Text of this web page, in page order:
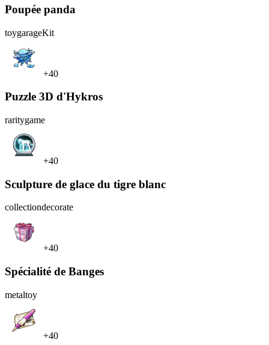
Poupée panda
toygarageKit
+40
Puzzle 3D d'Hykros
raritygame
+40
Sculpture de glace du tigre blanc
collectiondecorate
+40
Spécialité de Banges
metaltoy
+40